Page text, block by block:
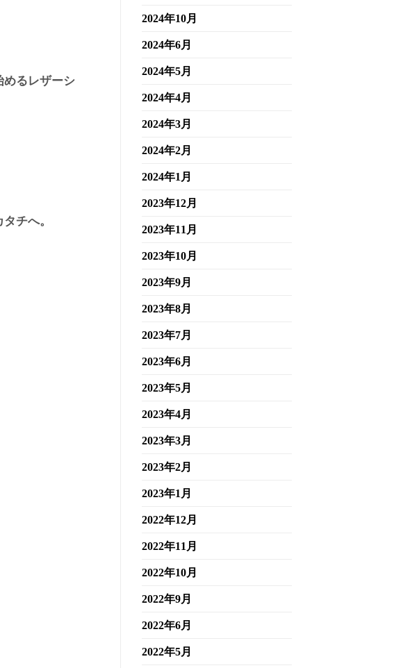
めるレザーシ
チへ。
2024年10月
2024年6月
2024年5月
2024年4月
2024年3月
2024年2月
2024年1月
2023年12月
2023年11月
2023年10月
2023年9月
2023年8月
2023年7月
2023年6月
2023年5月
2023年4月
2023年3月
2023年2月
2023年1月
2022年12月
2022年11月
2022年10月
2022年9月
2022年6月
2022年5月